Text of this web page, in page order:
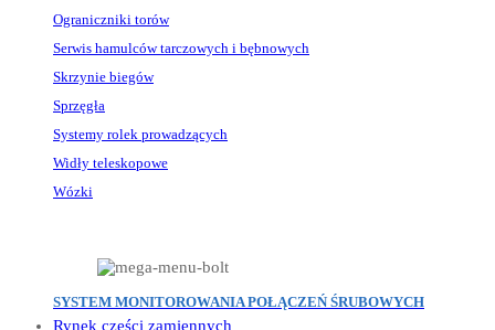
Ograniczniki torów
Serwis hamulców tarczowych i bębnowych
Skrzynie biegów
Sprzęgła
Systemy rolek prowadzących
Widły teleskopowe
Wózki
SYSTEM MONITOROWANIA POŁĄCZEŃ ŚRUBOWYCH
Rynek części zamiennych